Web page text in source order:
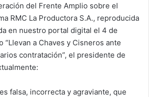
del Frente Amplio sobre el
RMC La Productora S.A., reproducida
en nuestro portal digital el 4 de
“Llevan a Chaves y Cisneros ante
contratación”, el presidente de
falsa, incorrecta y agraviante, que